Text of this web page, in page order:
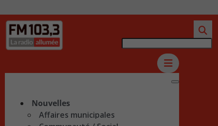
Nouvelles
Affaires municipales